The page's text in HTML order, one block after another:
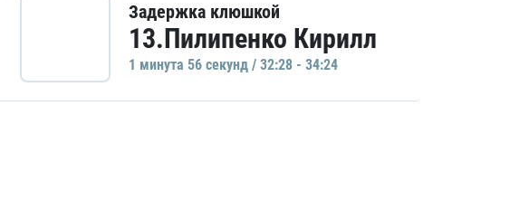
Задержка клюшкой
13.Пилипенко Кирилл
1 минутa 56 секунд / 32:28 - 34:24